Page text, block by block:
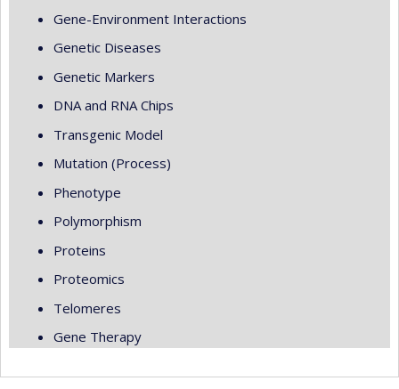
Gene-Environment Interactions
Genetic Diseases
Genetic Markers
DNA and RNA Chips
Transgenic Model
Mutation (Process)
Phenotype
Polymorphism
Proteins
Proteomics
Telomeres
Gene Therapy